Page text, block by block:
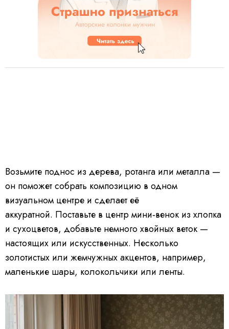
Возьмите поднос из дерева, ротанга или металла —
он поможет собрать композицию в одном
визуальном центре и сделает её
аккуратной. Поставьте в центр мини‑венок из хлопка
и сухоцветов, добавьте немного хвойных веток —
настоящих или искусственных. Несколько
золотистых или жемчужных акцентов, например,
маленькие шары, колокольчики или ленты.